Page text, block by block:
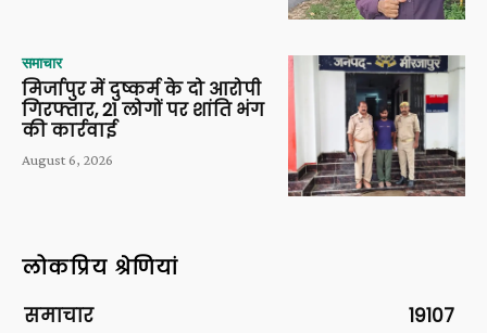
समाचार
मिर्जापुर में दुष्कर्म के दो आरोपी
गिरफ्तार, 21 लोगों पर शांति भंग
की कार्रवाई
August 6, 2026
लोकप्रिय श्रेणियां
समाचार
19107